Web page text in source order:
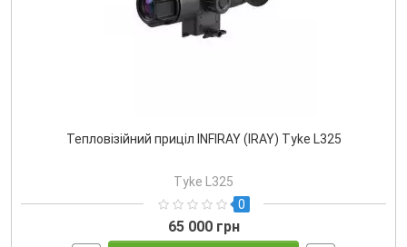
Тепловізійний приціл INFIRAY (IRAY) Tyke L325
Tyke L325
0
65 000 грн